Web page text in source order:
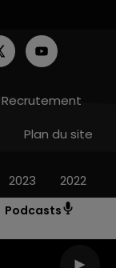
Podcasts
Recrutement
Plan du site
2023 2022